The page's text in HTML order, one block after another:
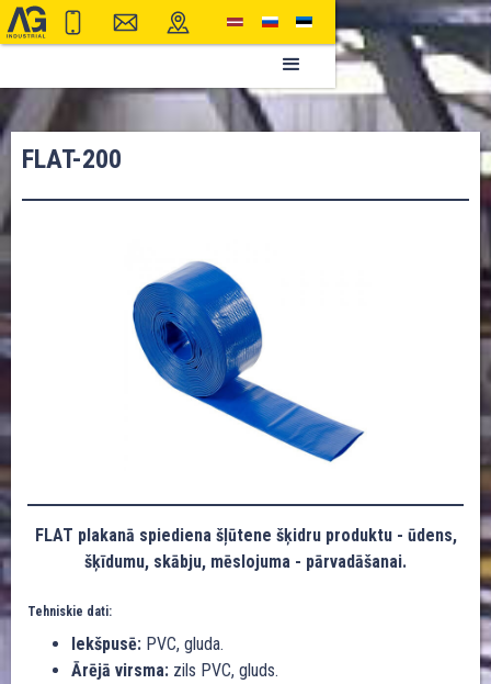
FLAT-200
FLAT plakanā spiediena šļūtene šķidru produktu - ūdens,
šķīdumu, skābju, mēslojuma - pārvadāšanai.
Tehniskie dati:
Iekšpusē: PVC, gluda.
Ārējā virsma: zils PVC, gluds.